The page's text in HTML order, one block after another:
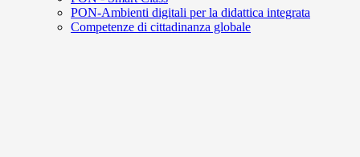
PON-Ambienti digitali per la didattica integrata
Competenze di cittadinanza globale